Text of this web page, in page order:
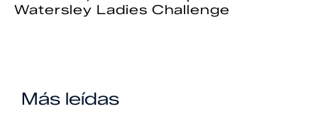
Watersley Ladies Challenge
Más leídas